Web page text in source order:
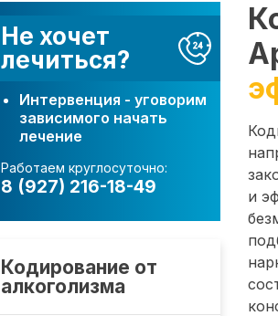
Не хочет
лечиться?
Интервенция - уговорим
зависимого начать
лечение
Работаем круглосуточно:
8 (927) 216-18-49
Кодирование от
алкоголизма
и